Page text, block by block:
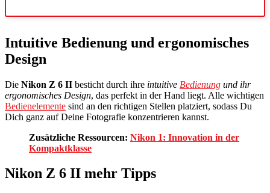
Intuitive Bedienung und ergonomisches
Design
Die Nikon Z 6 II besticht durch ihre intuitive Bedienung und ihr
ergonomisches Design, das perfekt in der Hand liegt. Alle wichtigen
Bedienelemente sind an den richtigen Stellen platziert, sodass Du
Dich ganz auf Deine Fotografie konzentrieren kannst.
Zusätzliche Ressourcen: Nikon 1: Innovation in der
Kompaktklasse
Nikon Z 6 II mehr Tipps